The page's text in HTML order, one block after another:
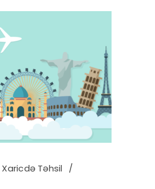
Xaricdə Təhsil